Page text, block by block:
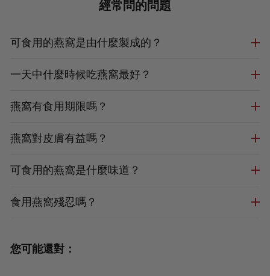
經常問的問題
可食用的燕窩是由什麼製成的？
一天中什麼時候吃燕窩最好？
燕窩有食用期限嗎？
燕窩對皮膚有益嗎？
可食用的燕窩是什麼味道？
食用燕窩殘忍嗎？
您可能還對：